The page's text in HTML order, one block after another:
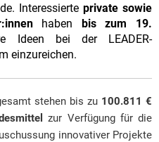
Interessierte private sowie
haben bis zum 19.
Ideen bei der LEADER-
einzureichen.
stehen bis zu 100.811 €
zur Verfügung für die
innovativer Projekte